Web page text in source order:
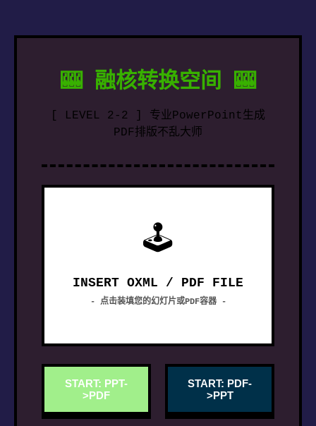
🎰 融核转换空间 🎰
[ LEVEL 2-2 ] 专业PowerPoint生成
PDF排版不乱大师
🕹
INSERT OXML / PDF FILE
- 点击装填您的幻灯片或PDF容器 -
START: PPT-
>PDF
START: PDF-
>PPT